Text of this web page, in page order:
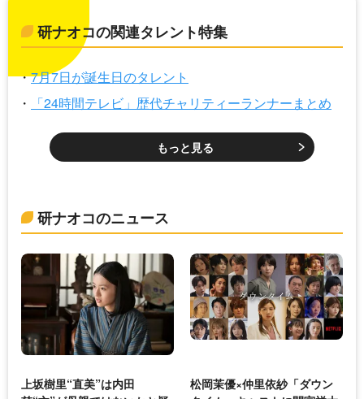
研ナオコの関連タレント特集
7月7日が誕生日のタレント
「24時間テレビ」歴代チャリティーランナーまとめ
もっと見る
研ナオコのニュース
上坂樹里“直美”は内田
松岡茉優×仲里依紗「ダウン